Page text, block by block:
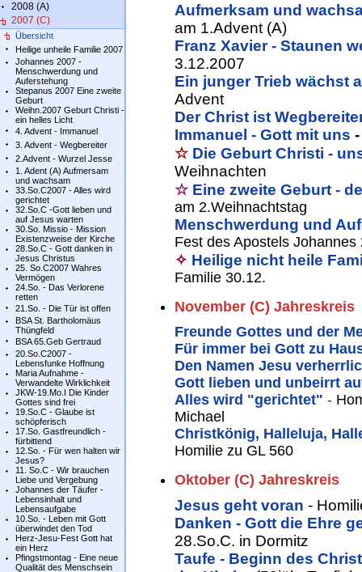
2008 (A)
2007 (C)
Übersicht
Heilige unheile Familie 2007
Johannes 2007 -
Menschwerdung und
Auferstehung
Stepanus 2007 Eine zweite
Geburt
Weihn.2007 Geburt Christi -
ein helles Licht
4. Advent - Immanuel
3. Advent - Wegbereiter
2.Advent - Wurzel Jesse
1. Adent (A) Aufmersam
und wachsam
33.So.C2007 - Alles wird
gerichtet
32.So.C -Gott lieben und
auf Jesus warten
30.So. Missio - Mission
Existenzweise der Kirche
28.So.C - Gott danken in
Jesus Christus
25. So.C2007 Wahres
Vermögen
24.So. - Das Verlorene
retten
21.So. - Die Tür ist offen
BSA St. Bartholomäus
Thüngfeld
BSA 65.Geb Gertraud
20.So.C2007 -
Lebensfunke Hoffnung
Maria Aufnahme -
Verwandelte Wirklichkeit
JKW-19.Mo.I Die Kinder
Gottes sind frei
19.So.C - Glaube ist
schöpferisch
17.So. Gastfreundlich -
fürbittend
12.So. - Für wen halten wir
Jesus?
11. So.C - Wir brauchen
Liebe und Vergebung
Johannes der Täufer -
Lebensinhalt und
Lebensaufgabe
10.So. - Leben mit Gott
überwindet den Tod
Herz-Jesu-Fest Gott hat
ein Herz
Pfingstmontag - Eine neue
Qualität des Menschsein
Aufmerksam und
am 1.Advent (A)
Franz Xavier - Staunen
3.12.2007
Ein junger Trieb wächst
Advent
Der Christ ist
Immanuel - Gott mit uns
☆ Die Geburt Christi -
Weihnachten
☆ Eine zweite Geburt -
am 2.Weihnachtstag
Menschwerdung und
Fest des Apostels Johannes
✧ Heilige nicht heile
Familie 30.12.
November (C) Jahreskreis
Freunde Gottes und der
Für immer bei Gott zu
Den Namen Jesu
Gott lieben und unbeirrt
Alles wird "gerichtet" -
Michael
Christkönig, Halleluja,
Homilie zu GL 560
Oktober (C) Jahreskreis
Jesus geht voran -
Danken - Gott die Ehre
28.So.C. in Dormitz
Taufe - Beginn des